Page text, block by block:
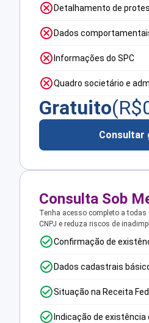
Detalhamento de
Dados
Informações do SPC
Quadro societário e
Gratuito(R$
Consultar
Consulta Sob
Tenha acesso completo a
CNPJ e reduza riscos de
Confirmação de
Dados cadastrais
Situação na Receita
Indicação de